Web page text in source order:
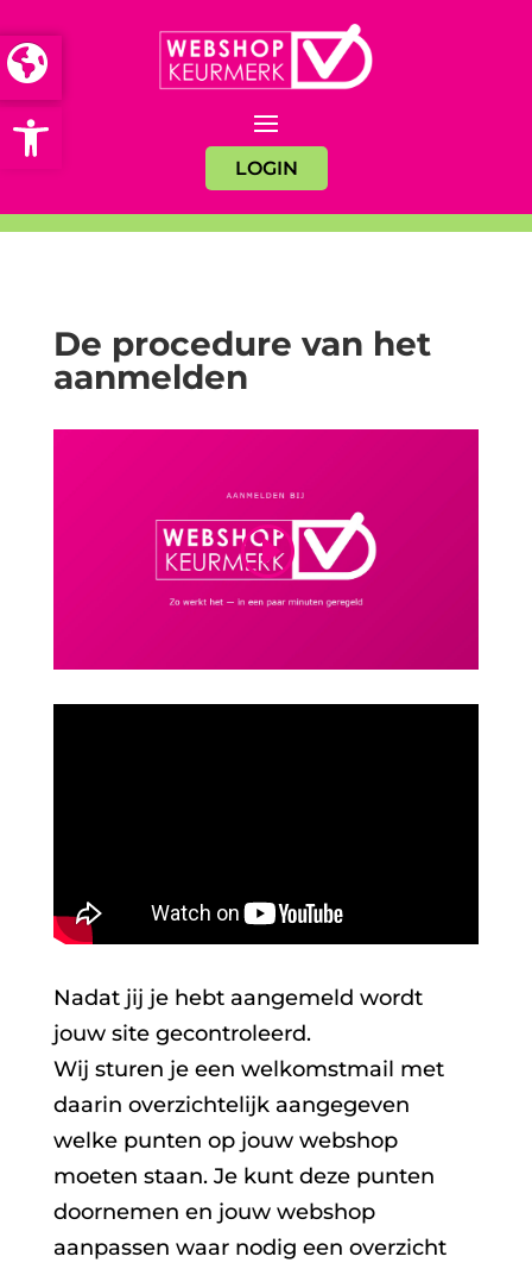
Open toolbar
LOGIN
De procedure van het
aanmelden
Nadat jij je hebt aangemeld wordt
jouw site gecontroleerd.
Wij sturen je een welkomstmail met
daarin overzichtelijk aangegeven
welke punten op jouw webshop
moeten staan. Je kunt deze punten
doornemen en jouw webshop
aanpassen waar nodig een overzicht